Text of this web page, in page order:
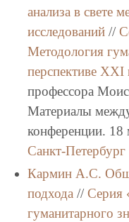
анализа в свете
исследований//
Методология
перспективе XXI
профессора
Материалы
конференции. 18
Санкт-Петербург
Кармин А.С.
подхода// Серия
гуманитарного